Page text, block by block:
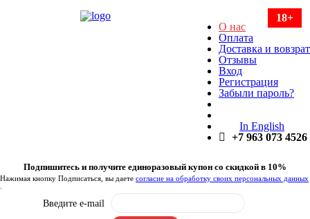
О нас
Оплата
Доставка и вовзрат
Отзывы
Вход
Регистрация
Забыли пароль?
In English
+7 963 073 4526
Подпишитесь и получите единоразовый купон со скидкой в 10%
Нажимая кнопку Подписаться, вы даете согласие на обработку своих персональных данных
Введите e-mail
18+